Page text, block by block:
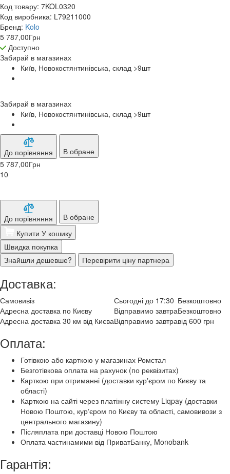
Код товару: 7KOL0320
Код виробника: L79211000
Бренд: Kolo
5 787,00Грн
Доступно
Забирай в магазинах
Київ, Новокостянтинівська, склад >9шт
Забирай в магазинах
Київ, Новокостянтинівська, склад >9шт
До порівняння
В обране
5 787,00Грн
10
До порівняння
В обране
Купити У кошику
Швидка покупка
Знайшли дешевше?
Перевірити ціну партнера
Доставка:
Самовивіз Сьогодні до 17:30 Безкоштовно
Адресна доставка по Києву
Відправимо завтраБезкоштовно
Адресна доставка 30 км від КиєваВідправимо завтравід 600 грн
Оплата:
Готівкою або карткою у магазинах Ромстал
Безготівкова оплата на рахунок (по реквізитах)
Карткою при отриманні (доставки курʼєром по Києву та
області)
Карткою на сайті через платіжну систему Liqpay (доставки
Новою Поштою, курʼєром по Києву та області, самовивози з
центрального магазину)
Післяплата при доставці Новою Поштою
Оплата частинамими від ПриватБанку, Monobank
Гарантія: